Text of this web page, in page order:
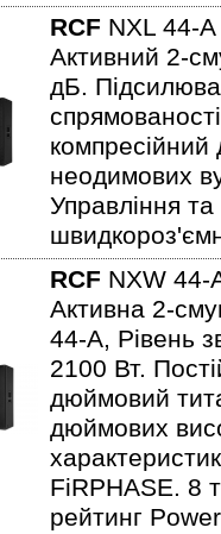
RCF NXL 44-
Активний 2-
дБ.
неодимових
Управління
RCF NXW
Активна 2-
44-A, Рівень
2100 Вт.
дюймовий
дюймових
FiRPHASE. 8
рейтинг